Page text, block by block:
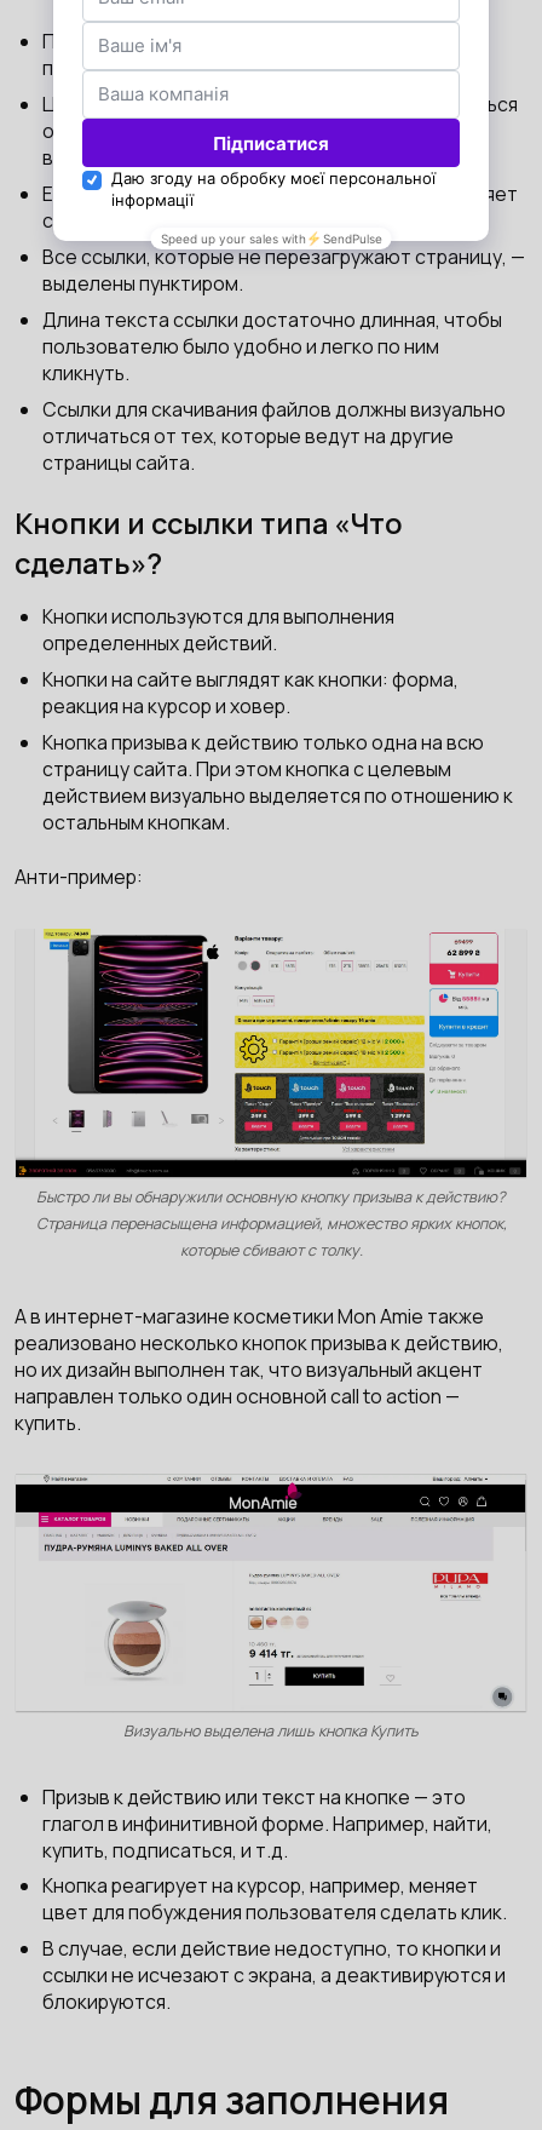
По тексту ссылки пользователю должно быть
понятно, куда она приведет.
Цвет и стиль ссылок должен визуально отличаться
от остального текста (подчеркнутые или
выделенные цветом).
Если пользователь перешел по ссылке, она меняет
свой цвет.
Все ссылки, которые не перезагружают страницу, —
выделены пунктиром.
Длина текста ссылки достаточно длинная, чтобы
пользователю было удобно и легко по ним
кликнуть.
Ссылки для скачивания файлов должны визуально
отличаться от тех, которые ведут на другие
страницы сайта.
Кнопки и ссылки типа «Что
сделать»?
Кнопки используются для выполнения
определенных действий.
Кнопки на сайте выглядят как кнопки: форма,
реакция на курсор и ховер.
Кнопка призыва к действию только одна на всю
страницу сайта. При этом кнопка с целевым
действием визуально выделяется по отношению к
остальным кнопкам.
Анти-пример:
Быстро ли вы обнаружили основную кнопку призыва к действию?
Страница перенасыщена информацией, множество ярких кнопок,
которые сбивают с толку.
А в интернет-магазине косметики Mon Amiе также
реализовано несколько кнопок призыва к действию,
но их дизайн выполнен так, что визуальный акцент
направлен только один основной call to action —
купить.
Визуально выделена лишь кнопка Купить
Призыв к действию или текст на кнопке — это
глагол в инфинитивной форме. Например, найти,
купить, подписаться, и т.д.
Кнопка реагирует на курсор, например, меняет
цвет для побуждения пользователя сделать клик.
В случае, если действие недоступно, то кнопки и
ссылки не исчезают с экрана, а деактивируются и
блокируются.
Формы для заполнения